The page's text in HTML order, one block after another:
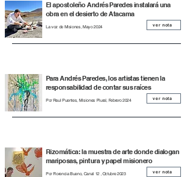
El apostoleño Andrés Paredes instalará una
obra en el desierto de Atacama
La voz de Misiones, Mayo 2024 ver nota
Para Andrés Paredes, los artistas tienen la
responsabilidad de contar sus raíces
Por Raul Puentes, Misiones Plural, Febrero 2024 ver nota
Rizomática: la muestra de arte donde dialogan
mariposas, pintura y papel misionero
Por Florencia Bueno, Canal 12 , Octubre 2023 ver nota